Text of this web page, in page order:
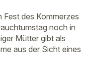
Fest des Kommerzes
noch in
Mütter gibt als
aus der Sicht eines